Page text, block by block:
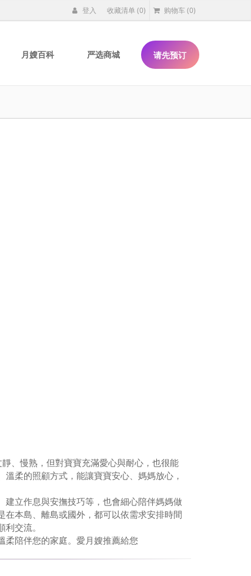
登入 收藏清单(0) 购物车(0)
月嫂百科 严选商城 请先预订
、慢熟，但對寶寶充滿愛心與耐心，也很能
柔的照顧方式，能讓寶寶安心、媽媽放心，
立作息與安撫技巧等，也會細心陪伴媽媽做
本島、離島或國外，都可以依需求安排時間
交流。
柔陪伴您的家庭。愛月嫂推薦給您